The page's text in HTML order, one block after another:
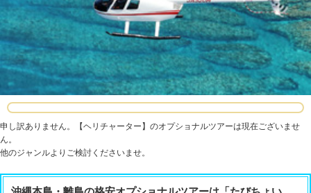
申し訳ありません。【ヘリチャーター】のオプショナルツアーは現在ございませ
ん。
他のジャンルよりご検討くださいませ。